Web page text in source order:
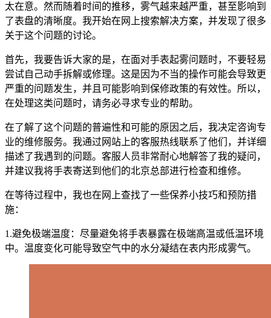
太在意。然而随着时间的推移，雾气越来越严重，甚至影响到
了表盘的清晰度。我开始在网上搜索解决方案，并发现了很多
关于这个问题的讨论。
首先，我要告诉大家的是，在面对手表起雾问题时，不要轻易
尝试自己动手拆解或修理。这是因为不当的操作可能会导致更
严重的问题发生，并且可能影响到保修政策的有效性。所以，
在处理这类问题时，请务必寻求专业的帮助。
在了解了这个问题的普遍性和可能的原因之后，我决定咨询专
业的维修服务。我通过网站上的客服热线联系了他们，并详细
描述了我遇到的问题。客服人员非常耐心地解答了我的疑问，
并建议我将手表寄送到他们的北京总部进行检查和维修。
在等待过程中，我也在网上查找了一些保养小技巧和预防措
施：
1.避免极端温度：尽量避免将手表暴露在极端高温或低温环境
中。温度变化可能导致空气中的水分凝结在表内形成雾气。